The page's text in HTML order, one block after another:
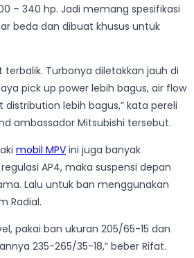
– 340 hp. Jadi memang spesifikasi
beda dan dibuat khusus untuk
terbalik. Turbonya diletakkan jauh di
pick up power lebih bagus, air flow
distribution lebih bagus,” kata pereli
ambassador Mitsubishi tersebut.
mobil MPV ini juga banyak
AP4, maka suspensi depan
Lalu untuk ban menggunakan
Radial.
pakai ban ukuran 205/65-15 dan
235-265/35-18,” beber Rifat.